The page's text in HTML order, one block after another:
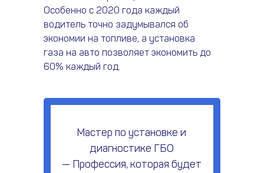
Особенно с 2020 года каждый
водитель точно задумывался об
экономии на топливе, а установка
газа на авто позволяет экономить до
60% каждый год.
Мастер по установке и
диагностике ГБО
— Профессия, которая будет